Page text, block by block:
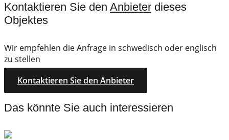
Kontaktieren Sie den Anbieter dieses
Objektes
Wir empfehlen die Anfrage in schwedisch oder englisch
zu stellen
Kontaktieren Sie den Anbieter
Das könnte Sie auch interessieren